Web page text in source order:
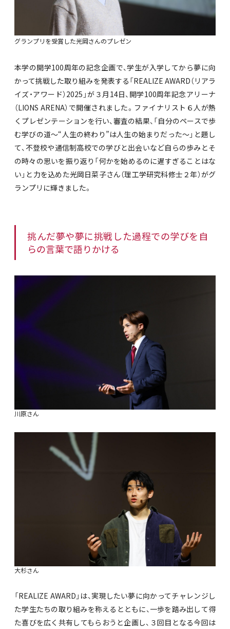
グランプリを受賞した光岡さんのプレゼン
本学の開学100周年の記念企画で、学生が入学してから夢に向
かって挑戦した取り組みを発表する「REALIZE AWARD（リアラ
イズ・アワード）2025」が３月14日、開学100周年記念アリーナ
（LIONS ARENA）で開催されました。ファイナリスト６人が熱
くプレゼンテーションを行い、審査の結果、「自分のペースで歩
む学びの道～“人生の終わり”は人生の始まりだった～」と題し
て、不登校や通信制高校での学びと出会いなど自らの歩みとそ
の時々の思いを振り返り「何かを始めるのに遅すぎることはな
い」と力を込めた光岡日菜子さん（理工学研究科修士２年）がグ
ランプリに輝きました。
挑んだ夢や夢に挑戦した過程での学びを自
らの言葉で語りかける
川原さん
大杉さん
「REALIZE AWARD」は、実現したい夢に向かってチャレンジし
た学生たちの取り組みを称えるとともに、一歩を踏み出して得
た喜びを広く共有してもらおうと企画し、３回目となる今回は